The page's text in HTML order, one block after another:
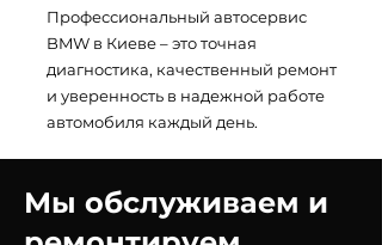
Профессиональный автосервис
BMW в Киеве – это точная
диагностика, качественный ремонт
и уверенность в надежной работе
автомобиля каждый день.
Мы обслуживаем и